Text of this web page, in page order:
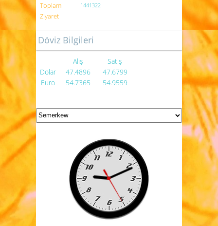
Toplam
Ziyaret
1441322
Döviz Bilgileri
Alış
Satış
Dolar
47.4896
47.6799
Euro
54.7365 54.9559